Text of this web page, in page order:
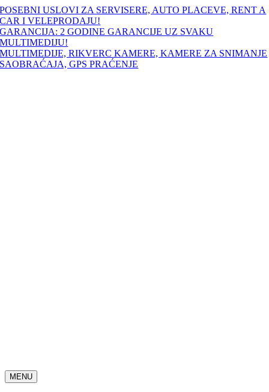
Skip
to
content
POSEBNI USLOVI ZA SERVISERE, AUTO PLACEVE, RENT A
CAR I VELEPRODAJU!
GARANCIJA: 2 GODINE GARANCIJE UZ SVAKU
MULTIMEDIJU!
MULTIMEDIJE, RIKVERC KAMERE, KAMERE ZA SNIMANJE
SAOBRAĆAJA, GPS PRAĆENJE
MENU